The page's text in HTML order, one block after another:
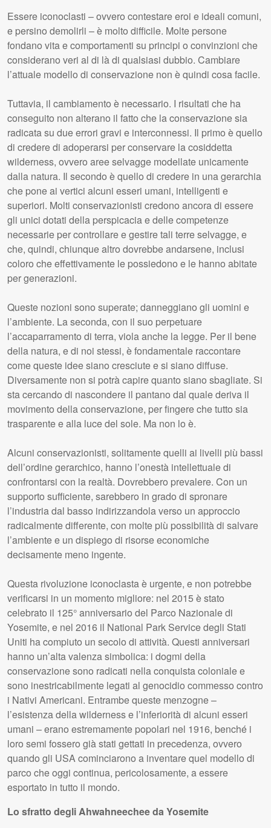
Essere iconoclasti – ovvero contestare eroi e ideali comuni,
e persino demolirli – è molto difficile. Molte persone
fondano vita e comportamenti su principi o convinzioni che
considerano veri al di là di qualsiasi dubbio. Cambiare
l’attuale modello di conservazione non è quindi cosa facile.
Tuttavia, il cambiamento è necessario. I risultati che ha
conseguito non alterano il fatto che la conservazione sia
radicata su due errori gravi e interconnessi. Il primo è quello
di credere di adoperarsi per conservare la cosiddetta
wilderness, ovvero aree selvagge modellate unicamente
dalla natura. Il secondo è quello di credere in una gerarchia
che pone ai vertici alcuni esseri umani, intelligenti e
superiori. Molti conservazionisti credono ancora di essere
gli unici dotati della perspicacia e delle competenze
necessarie per controllare e gestire tali terre selvagge, e
che, quindi, chiunque altro dovrebbe andarsene, inclusi
coloro che effettivamente le possiedono e le hanno abitate
per generazioni.
Queste nozioni sono superate; danneggiano gli uomini e
l’ambiente. La seconda, con il suo perpetuare
l’accaparramento di terra, viola anche la legge. Per il bene
della natura, e di noi stessi, è fondamentale raccontare
come queste idee siano cresciute e si siano diffuse.
Diversamente non si potrà capire quanto siano sbagliate. Si
sta cercando di nascondere il pantano dal quale deriva il
movimento della conservazione, per fingere che tutto sia
trasparente e alla luce del sole. Ma non lo è.
Alcuni conservazionisti, solitamente quelli ai livelli più bassi
dell’ordine gerarchico, hanno l’onestà intellettuale di
confrontarsi con la realtà. Dovrebbero prevalere. Con un
supporto sufficiente, sarebbero in grado di spronare
l’industria dal basso indirizzandola verso un approccio
radicalmente differente, con molte più possibilità di salvare
l’ambiente e un dispiego di risorse economiche
decisamente meno ingente.
Questa rivoluzione iconoclasta è urgente, e non potrebbe
verificarsi in un momento migliore: nel 2015 è stato
celebrato il 125° anniversario del Parco Nazionale di
Yosemite, e nel 2016 il National Park Service degli Stati
Uniti ha compiuto un secolo di attività. Questi anniversari
hanno un’alta valenza simbolica: i dogmi della
conservazione sono radicati nella conquista coloniale e
sono inestricabilmente legati al genocidio commesso contro
i Nativi Americani. Entrambe queste menzogne –
l’esistenza della wilderness e l’inferiorità di alcuni esseri
umani – erano estremamente popolari nel 1916, benché i
loro semi fossero già stati gettati in precedenza, ovvero
quando gli USAcominciarono a inventare quel modello di
parco che oggi continua, pericolosamente, a essere
esportato in tutto il mondo.
Lo sfratto degli Ahwahneechee da Yosemite